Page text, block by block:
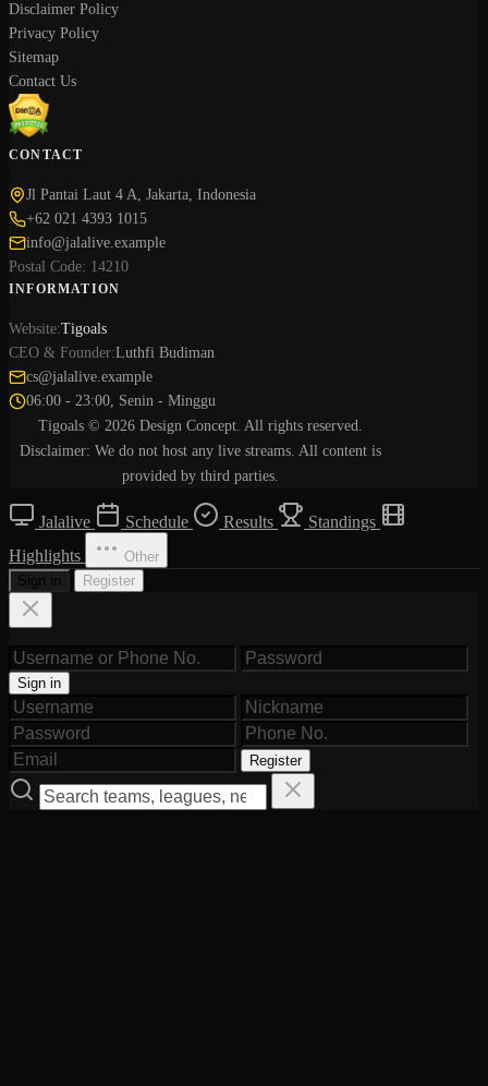
Disclaimer Policy
Privacy Policy
Sitemap
Contact Us
CONTACT
Jl Pantai Laut 4 A, Jakarta, Indonesia
+62 021 4393 1015
info@jalalive.example
Postal Code: 14210
INFORMATION
Website:Tigoals
CEO & Founder:Luthfi Budiman
cs@jalalive.example
06:00 - 23:00, Senin - Minggu
Tigoals © 2026 Design Concept. All rights reserved.
Disclaimer: We do not host any live streams. All content is
provided by third parties.
Jalalive Schedule Results
Standings
Highlights
Other
Sign in
Register
Sign in
Register